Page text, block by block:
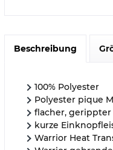
Beschreibung
100% Polyester
Polyester pique
flacher, gerippter
kurze
Warrior Heat